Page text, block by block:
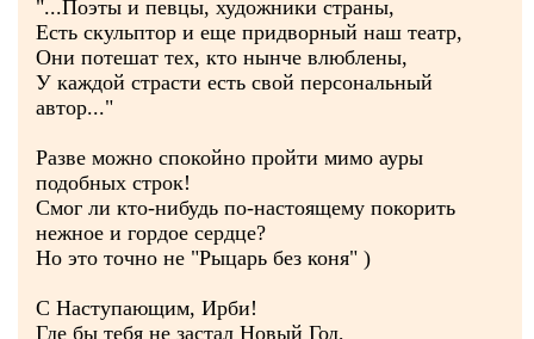
"...Поэты и певцы, художники страны,
Есть скульптор и еще придворный наш театр,
Они потешат тех, кто нынче влюблены,
У каждой страсти есть свой персональный
автор..."
Разве можно спокойно пройти мимо ауры
подобных строк!
Смог ли кто-нибудь по-настоящему покорить
нежное и гордое сердце?
Но это точно не "Рыцарь без коня" )
С Наступающим, Ирби!
Где бы тебя не застал Новый Год,